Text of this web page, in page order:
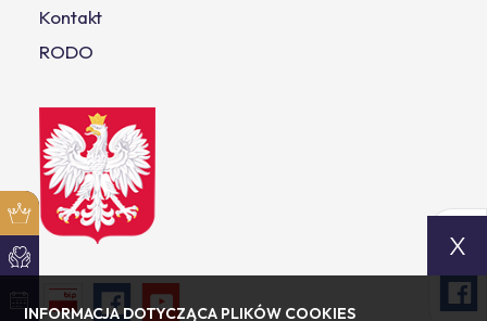
Kontakt
RODO
X
INFORMACJA DOTYCZĄCA PLIKÓW COOKIES